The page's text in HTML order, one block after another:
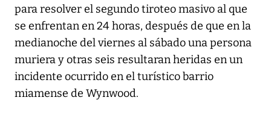
para resolver el segundo tiroteo masivo al que
se enfrentan en 24 horas, después de que en la
medianoche del viernes al sábado una persona
muriera y otras seis resultaran heridas en un
incidente ocurrido en el turístico barrio
miamense de Wynwood.